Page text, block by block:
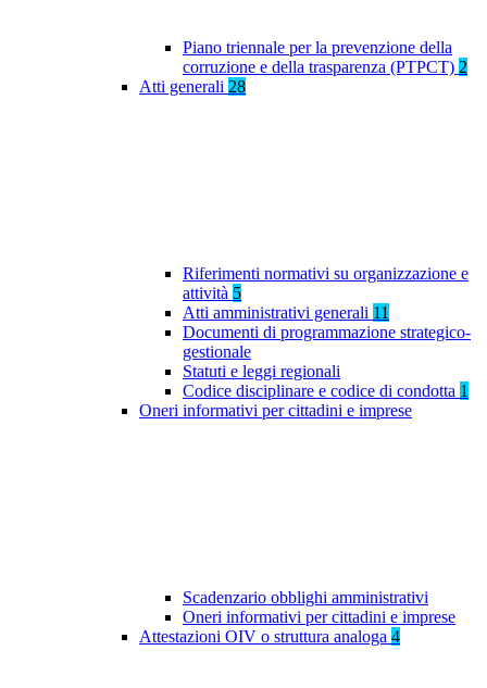
Piano triennale per la prevenzione della
corruzione e della trasparenza (PTPCT) 2
Atti generali 28
Riferimenti normativi su organizzazione e
attività 5
Atti amministrativi generali 11
Documenti di programmazione strategico-
gestionale
Statuti e leggi regionali
Codice disciplinare e codice di condotta 1
Oneri informativi per cittadini e imprese
Scadenzario obblighi amministrativi
Oneri informativi per cittadini e imprese
Attestazioni OIV o struttura analoga 4